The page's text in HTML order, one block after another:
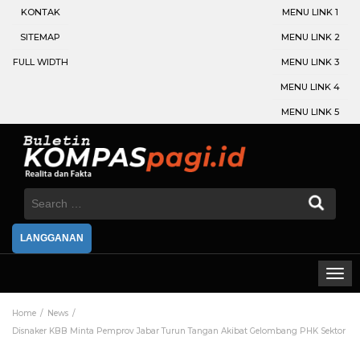
KONTAK
SITEMAP
FULL WIDTH
MENU LINK 1
MENU LINK 2
MENU LINK 3
MENU LINK 4
MENU LINK 5
Search
LANGGANAN
Home
News
Disnaker KBB Minta Pemprov Jabar Turun Tangan Akibat Gelombang PHK Sektor